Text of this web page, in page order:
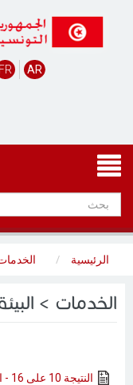
FR AR
الرئيسية
الخدمات >
النتيجة 10 على 16 - الصفحة 2/1